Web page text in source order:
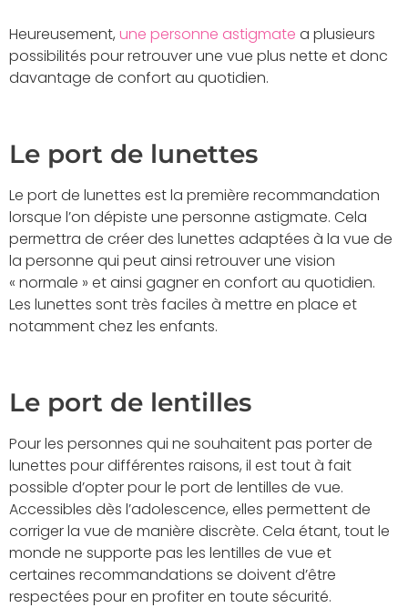
Heureusement, une personne astigmate a plusieurs
possibilités pour retrouver une vue plus nette et donc
davantage de confort au quotidien.
Le port de lunettes
Le port de lunettes est la première recommandation
lorsque l’on dépiste une personne astigmate. Cela
permettra de créer des lunettes adaptées à la vue de
la personne qui peut ainsi retrouver une vision
« normale » et ainsi gagner en confort au quotidien.
Les lunettes sont très faciles à mettre en place et
notamment chez les enfants.
Le port de lentilles
Pour les personnes qui ne souhaitent pas porter de
lunettes pour différentes raisons, il est tout à fait
possible d’opter pour le port de lentilles de vue.
Accessibles dès l’adolescence, elles permettent de
corriger la vue de manière discrète. Cela étant, tout le
monde ne supporte pas les lentilles de vue et
certaines recommandations se doivent d’être
respectées pour en profiter en toute sécurité.